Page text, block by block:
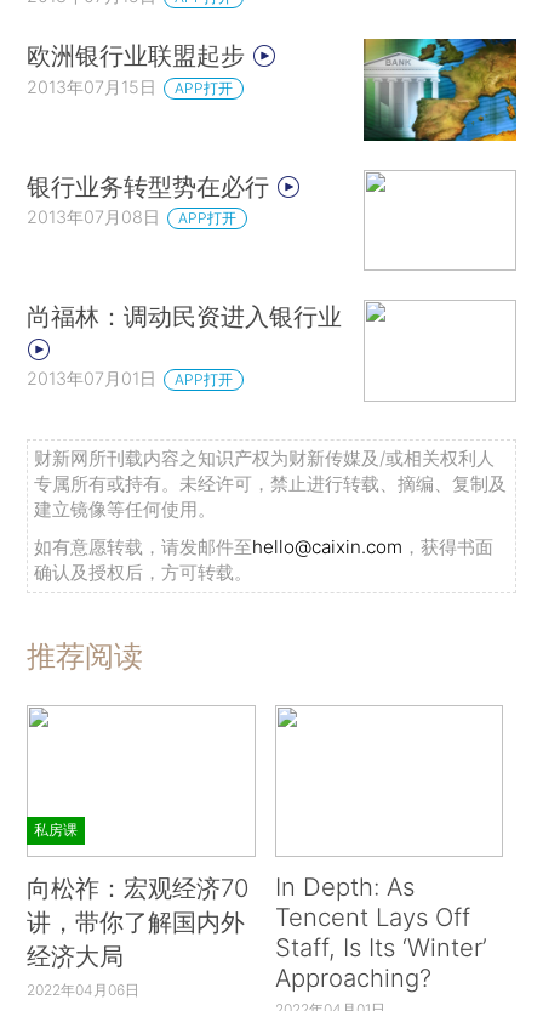
欧洲银行业联盟起步
2013年07月15日 APP打开
银行业务转型势在必行
2013年07月08日 APP打开
尚福林：调动民资进入银行业
2013年07月01日 APP打开
财新网所刊载内容之知识产权为财新传媒及/或相关权利人
专属所有或持有。未经许可，禁止进行转载、摘编、复制及
建立镜像等任何使用。
如有意愿转载，请发邮件至hello@caixin.com ，获得书面
确认及授权后，方可转载。
推荐阅读
私房课
向松祚：宏观经济70
讲，带你了解国内外
经济大局
2022年04月06日
In Depth: As
Tencent Lays Off
Staff, Is Its ‘Winter’
Approaching?